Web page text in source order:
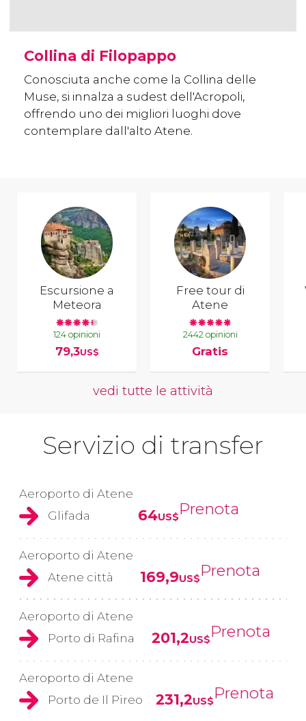
Collina di Filopappo
Conosciuta anche come la Collina delle
Muse, si innalza a sudest dell'Acropoli,
offrendo uno dei migliori luoghi dove
contemplare dall'alto Atene.
Escursione a
Meteora
124 opinioni
79,3US$
Free tour di
Atene
2442 opinioni
Gratis
vedi tutte le attività
Servizio di transfer
Aeroporto di Atene
Glifada
64US$Prenota
Aeroporto di Atene
Atene città
169,9US$Prenota
Aeroporto di Atene
Porto di Rafina
201,2US$Prenota
Aeroporto di Atene
Porto de Il Pireo
231,2US$Prenota